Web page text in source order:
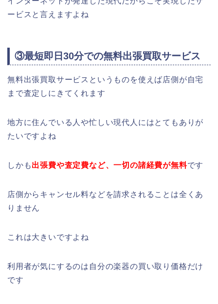
ービスと言えますよね
③最短即日30分での無料出張買取サービス
無料出張買取サービスというものを使えば店側が自宅
まで査定しにきてくれます
地方に住んでいる人や忙しい現代人にはとてもありが
たいですよね
しかも出張費や査定費など、一切の諸経費が無料です
店側からキャンセル料などを請求されることは全くあ
りません
これは大きいですよね
利用者が気にするのは自分の楽器の買い取り価格だけ
です